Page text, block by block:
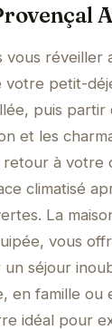
vous réveiller
votre petit-
puis partir
et les
retour à votre
climatisé
La
vous
séjour
en famille ou
idéal pour